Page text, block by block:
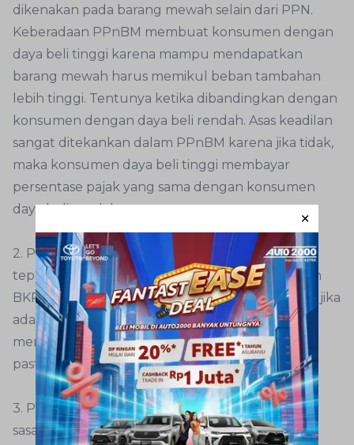
dikenakan pada barang mewah selain dari PPN.
Keberadaan PPnBM membuat konsumen dengan
daya beli tinggi karena mampu mendapatkan
barang mewah harus memikul beban tambahan
lebih tinggi. Tentunya ketika dibandingkan dengan
konsumen dengan daya beli rendah. Asas keadilan
sangat ditekankan dalam PPnBM karena jika tidak,
maka konsumen daya beli tinggi membayar
persentase pajak yang sama dengan konsumen
daya beli rendah.
2. PPnBM hanya dikenakan satu kali saja. Lebih
tepatnya saat ada proses impor atau penyerahan
BKP yang masuk golongan barang mewah. Jadi, jika
ada pabrikan di Indonesia yang memang
memproduksi golongan barang mewah, sudah
pasti akan dikenakan PPnBM.
3. PPnBM juga tidak dapat dikreditkan karena
sasaran jenis pajak ini adalah konsumen. Jika